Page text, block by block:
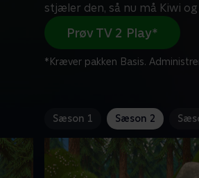
stjæler den, så nu må Kiwi
Prøv TV 2 Play*
*Kræver pakken Basis.
Sæson 1 Sæson 2